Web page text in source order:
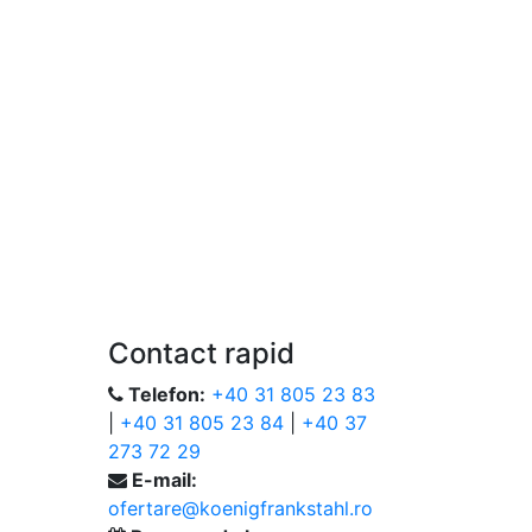
Contact rapid
Telefon: +40 31 805 23 83
+40 31 805 23 84
+40 37
273 72 29
E-mail:
ofertare@koenigfrankstahl.ro